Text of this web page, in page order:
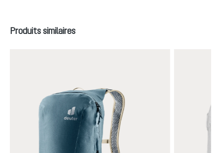
Ignorer la galerie de produits
Produits similaires